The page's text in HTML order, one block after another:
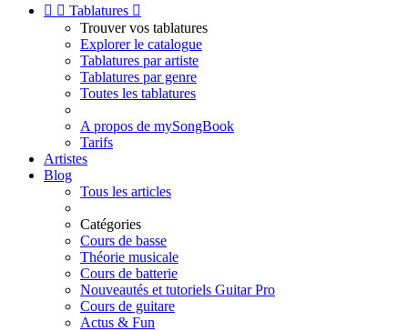
  Tablatures 
Trouver vos tablatures
Explorer le catalogue
Tablatures par artiste
Tablatures par genre
Toutes les tablatures
A propos de mySongBook
Tarifs
Artistes
Blog
Tous les articles
Catégories
Cours de basse
Théorie musicale
Cours de batterie
Nouveautés et tutoriels Guitar Pro
Cours de guitare
Actus & Fun